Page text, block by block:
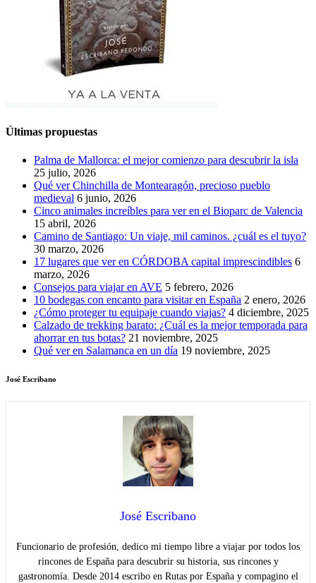
Últimas propuestas
Palma de Mallorca: el mejor comienzo para descubrir la isla
25 julio, 2026
Qué ver Chinchilla de Montearagón, precioso pueblo
medieval 6 junio, 2026
Cinco animales increíbles para ver en el Bioparc de Valencia
15 abril, 2026
Camino de Santiago: Un viaje, mil caminos. ¿cuál es el tuyo?
30 marzo, 2026
17 lugares que ver en CÓRDOBA capital imprescindibles 6
marzo, 2026
Consejos para viajar en AVE 5 febrero, 2026
10 bodegas con encanto para visitar en España 2 enero, 2026
¿Cómo proteger tu equipaje cuando viajas? 4 diciembre, 2025
Calzado de trekking barato: ¿Cuál es la mejor temporada para
ahorrar en tus botas? 21 noviembre, 2025
Qué ver en Salamanca en un día 19 noviembre, 2025
José Escribano
José Escribano
Funcionario de profesión, dedico mi tiempo libre a viajar por todos los
rincones de España para descubrir su historia, sus rincones y
gastronomía. Desde 2014 escribo en Rutas por España y compagino el